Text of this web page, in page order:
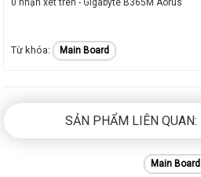
0 nhận xét trên - Gigabyte B365M Aorus
Main Board
SẢN PHẨM LIÊN QUAN:
Main Board